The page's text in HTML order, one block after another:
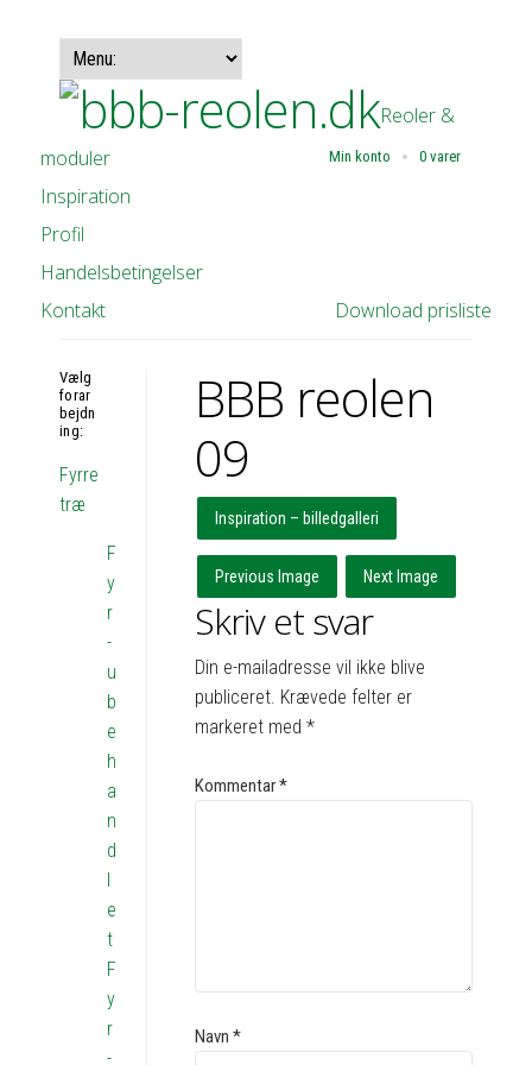
Min konto 0 varer
Reoler &
moduler
Inspiration
Profil
Handelsbetingelser
Download prisliste
Kontakt
BBB reolen
09
Inspiration – billedgalleri
Previous Image Next Image
Skriv et svar
Din e-mailadresse vil ikke blive
publiceret. Krævede felter er
markeret med*
Kommentar*
Navn*
Vælg
forar
bejdn
ing:
Fyrre
træ
F
y
r
-
u
b
e
h
a
n
d
l
e
t
F
y
r
-